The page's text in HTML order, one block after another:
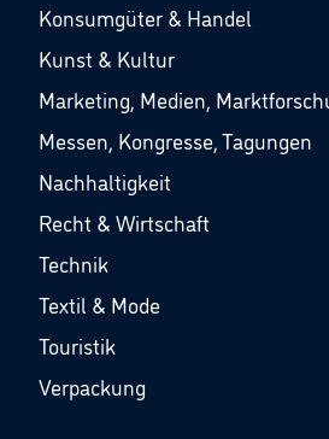
Konsumgüter & Handel
Kunst & Kultur
Marketing, Medien,
Messen, Kongresse, Tagungen
Nachhaltigkeit
Recht & Wirtschaft
Technik
Textil & Mode
Touristik
Verpackung